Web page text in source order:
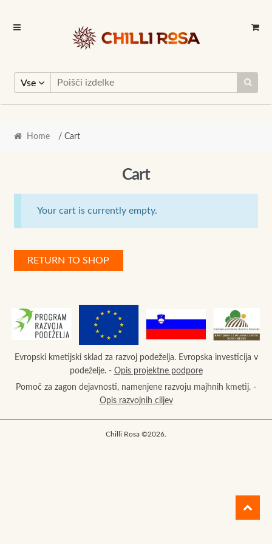
Skip
Skip
Vse
Home / Cart
Cart
Your cart is currently empty.
RETURN TO SHOP
Evropski kmetijski sklad za razvoj podeželja. Evropska investicija v
podeželje. - Opis projektne podpore
Pomoč za zagon dejavnosti, namenjene razvoju majhnih kmetij. -
Opis razvojnih ciljev
Chilli Rosa ©2026.